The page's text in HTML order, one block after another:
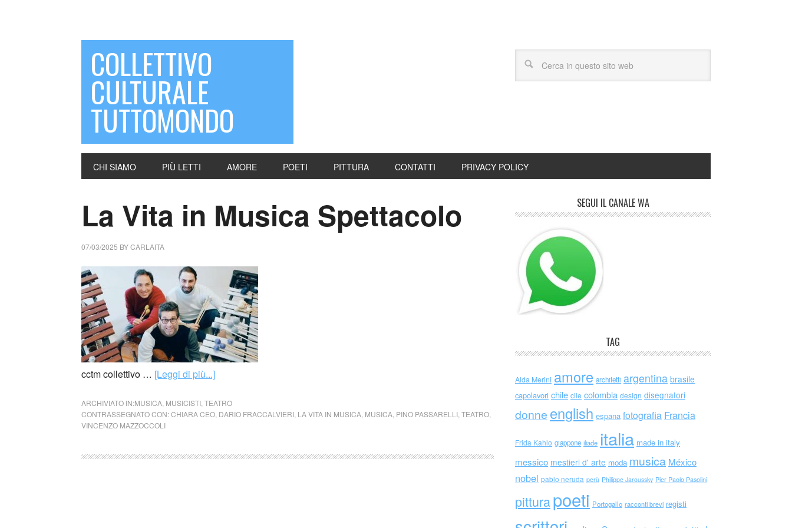
COLLETTIVO
CULTURALE
TUTTOMONDO
CHI SIAMO PIÙ LETTI AMORE POETI PITTURA CONTATTI PRIVACY POLICY
La Vita in Musica Spettacolo
07/03/2025 BYCARLAITA
cctm collettivo … [Leggi di più...]
ARCHIVIATO IN:MUSICA MUSICISTI TEATRO
CONTRASSEGNATO CON:CHIARA CEO DARIO FRACCALVIERI LA VITA IN MUSICA MUSICA PINO PASSARELLI TEATRO
VINCENZO MAZZOCCOLI
SEGUI IL CANALE WA
TAG
Alda Merini amore architetti argentina brasile
capolavori chile cile colombia design disegnatori
donne english espana fotografia Francia
Frida Kahlo giappone iliade italia made in italy
messico mestieri d' arte moda musica México
nobel pablo neruda perù Philippe Jaroussky Pier Paolo Pasolini
pitturapoeti Portogallo racconti brevi registi